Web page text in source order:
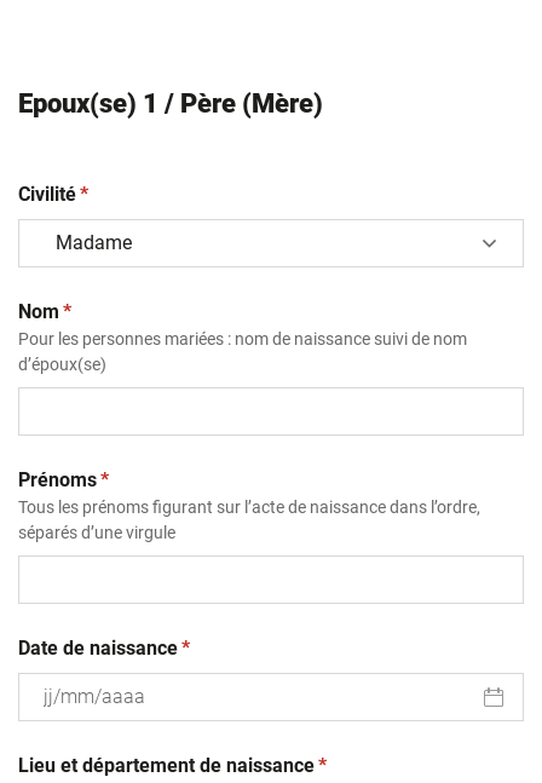
Epoux(se) 1 / Père (Mère)
Civilité(obligatoire)
*
Nom (obligatoire)
*
Pour les personnes mariées : nom de naissance suivi de nom
d’époux(se)
Prénoms(obligatoire)
*
Tous les prénoms figurant sur l’acte de naissance dans l’ordre,
séparés d’une virgule
Date de naissance(obligatoire)
*
slash
Lieu et département de naissance(obligatoire)
*